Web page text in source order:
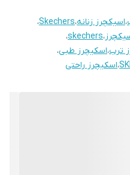
،اسیکچرز زنانه،Skechers،
،skechers،
ترب،اسکیچرز طبی،
،اسکیچرز راحتی